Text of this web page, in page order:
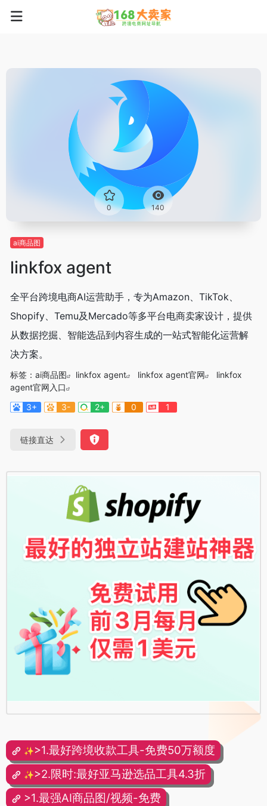
0 140
ai商品图
linkfox agent
全平台跨境电商AI运营助手，专为Amazon、TikTok、
Shopify、Temu及Mercado等多平台电商卖家设计，提供
从数据挖掘、智能选品到内容生成的一站式智能化运营解
决方案。
标签： ai商品图 linkfox agent linkfox agent官网
linkfox
agent官网入口
3+
3- 2+ 0 1
链接直达
✨>1.最好跨境收款工具-免费50万额度
✨>2.限时:最好亚马逊选品工具4.3折
>1.最强AI商品图/视频-免费